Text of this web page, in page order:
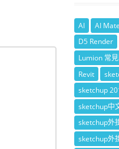
AI AI
D5 Render
Lumion 常
Revit
sketchup
sketchup中
sketchup外
sketchup外